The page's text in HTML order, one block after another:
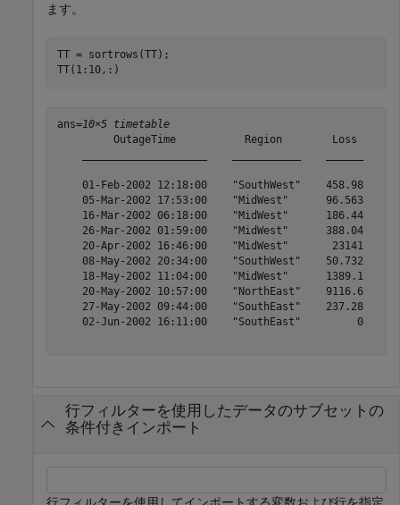
ます。
TT = sortrows(TT);
TT(1:10,:)
ans=10×5 timetable
OutageTime           Region        Loss
01-Feb-2002 12:18:00    "SouthWest"    458.98
05-Mar-2002 17:53:00    "MidWest"
16-Mar-2002 06:18:00    "MidWest"      186.44
26-Mar-2002 01:59:00    "MidWest"      388.04
20-Apr-2002 16:46:00    "MidWest"
08-May-2002 20:34:00    "SouthWest"    50.732
18-May-2002 11:04:00    "MidWest"
20-May-2002 10:57:00    "NorthEast"
27-May-2002 09:44:00    "SouthEast"
02-Jun-2002 16:11:00    "SouthEast"         0
行フィルターを使用したデータのサブセットの
条件付きインポート
行フィルターを使用してインポートする変数および行を指定